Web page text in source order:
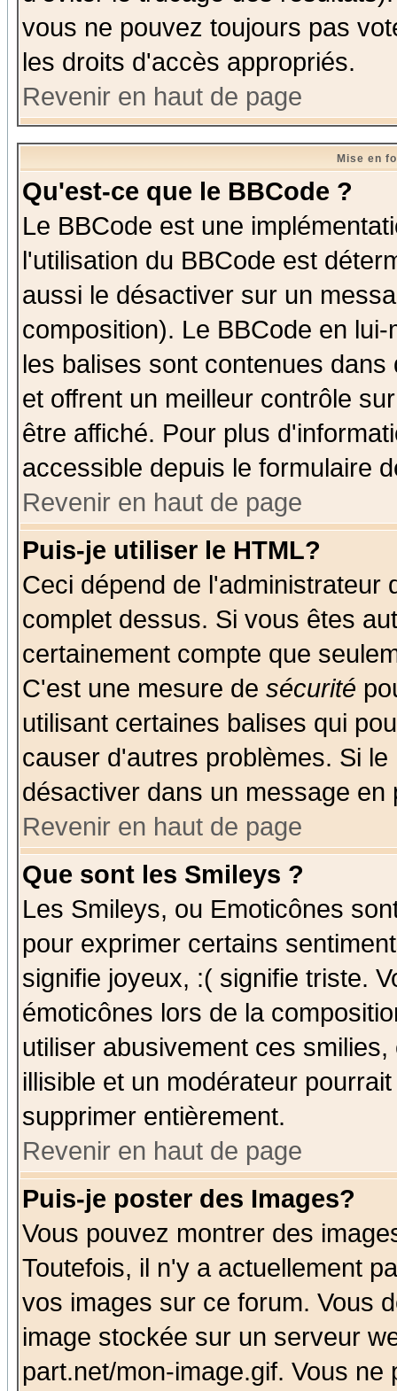
vous ne pouvez toujours pas
les droits d'accès appropriés.
Revenir en haut de page
Mise en
Qu'est-ce que le BBCode ?
Le BBCode est une
l'utilisation du BBCode est
aussi le désactiver sur un
composition). Le BBCode en
les balises sont contenues
et offrent un meilleur contrôle
être affiché. Pour plus
accessible depuis le formulaire
Revenir en haut de page
Puis-je utiliser le HTML?
Ceci dépend de l'administrateur
complet dessus. Si vous êtes
certainement compte que
C'est une mesure de sécurité
utilisant certaines balises qui
causer d'autres problèmes. Si
désactiver dans un message
Revenir en haut de page
Que sont les Smileys ?
Les Smileys, ou Emoticônes
pour exprimer certains
signifie joyeux, :( signifie triste.
émoticônes lors de la
utiliser abusivement ces
illisible et un modérateur
supprimer entièrement.
Revenir en haut de page
Puis-je poster des Images?
Vous pouvez montrer des
Toutefois, il n'y a actuellement
vos images sur ce forum. Vous
image stockée sur un serveur
part.net/mon-image.gif. Vous